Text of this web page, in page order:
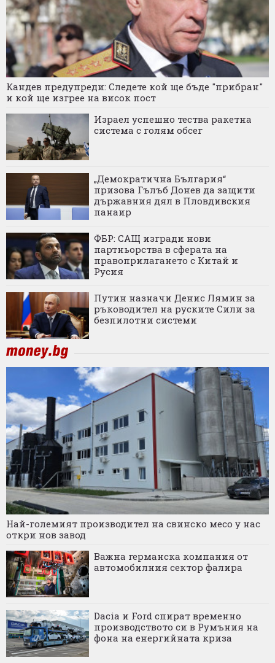
Кандев предупреди: Следете кой ще бъде "прибран"
и кой ще изгрее на висок пост
Израел успешно тества ракетна
система с голям обсег
„Демократична България“
призова Гълъб Донев да защити
държавния дял в Пловдивския
панаир
ФБР: САЩ изгради нови
партньорства в сферата на
правоприлагането с Китай и
Русия
Путин назначи Денис Лямин за
ръководител на руските Сили за
безпилотни системи
Най-големият производител на свинско месо у нас
откри нов завод
Важна германска компания от
автомобилния сектор фалира
Dacia и Ford спират временно
производството си в Румъния на
фона на енергийната криза